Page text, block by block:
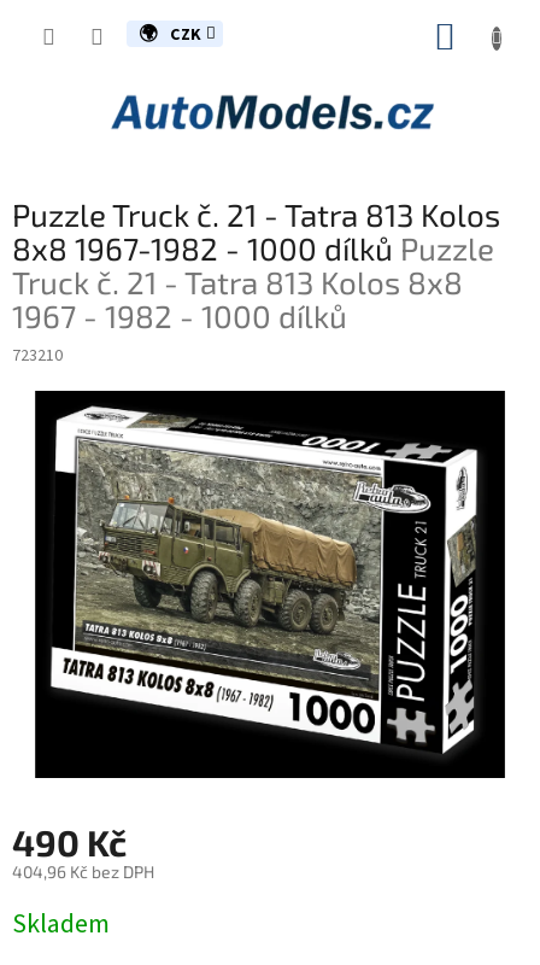
CZK
Puzzle Truck č. 21 - Tatra 813 Kolos
8x8 1967-1982 - 1000 dílků Puzzle
Truck č. 21 - Tatra 813 Kolos 8x8
1967 - 1982 - 1000 dílků
723210
490 Kč
404,96 Kč bez DPH
cena:
Skladem